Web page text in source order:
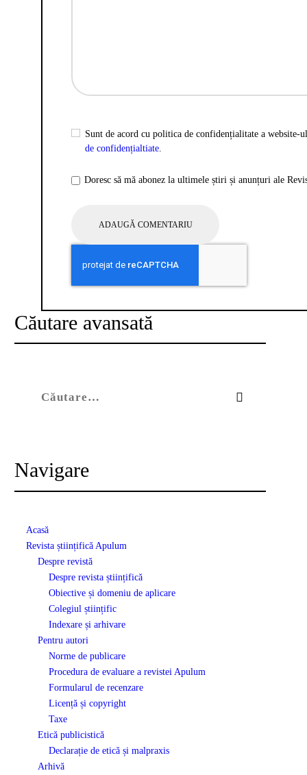
Sunt de acord cu politica de confidențialitate a
de confidențialtiate.
Doresc să mă abonez la ultimele știri și anunțuri ale
Căutare avansată
Navigare
Acasă
Revista științifică Apulum
Despre revistă
Despre revista științifică
Obiective și domeniu de aplicare
Colegiul științific
Indexare și arhivare
Pentru autori
Norme de publicare
Procedura de evaluare a revistei Apulum
Formularul de recenzare
Licență și copyright
Taxe
Etică publicistică
Declarație de etică și malpraxis
Arhivă